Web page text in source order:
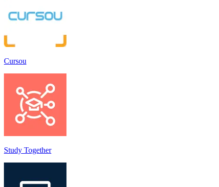
Cursou
Study Together